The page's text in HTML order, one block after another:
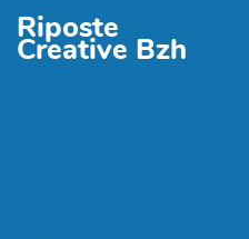
Riposte
Creative Bzh